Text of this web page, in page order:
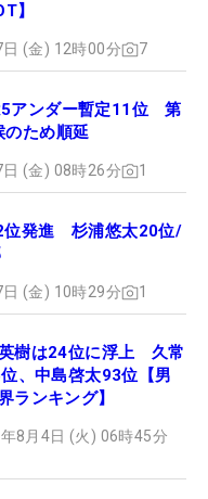
】
(金) 12時00分 7
5アンダー暫定11位 第
のため順延
(金) 08時26分 1
位発進 杉浦悠太20位/
(金) 10時29分 1
樹は24位に浮上 久常
、中島啓太93位【男
ランキング】
8月4日 (火) 06時45分